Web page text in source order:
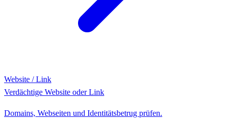
Website / Link
Verdächtige Website oder Link
Domains, Webseiten und Identitätsbetrug prüfen.